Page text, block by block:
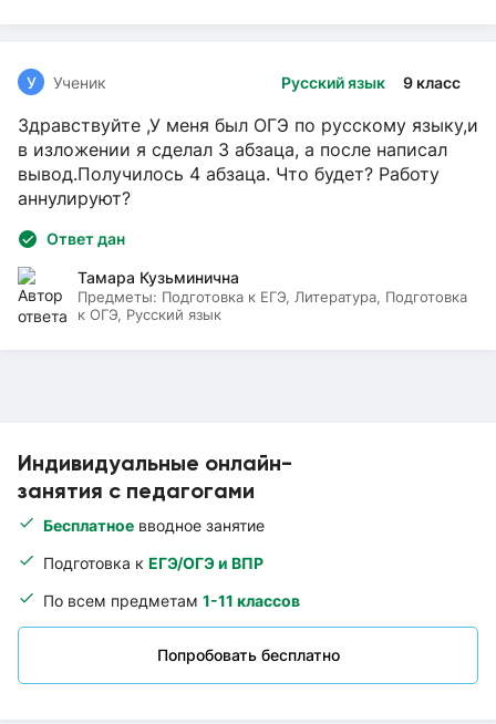
Индивидуальные онлайн-
занятия с педагогами
Бесплатное вводное занятие
Подготовка к ЕГЭ/ОГЭ и ВПР
По всем предметам 1-11 классов
Попробовать бесплатно
Русский язык 9 класс
У Ученик
Здравствуйте ,У меня был ОГЭ по русскому языку,и
в изложении я сделал 3 абзаца, а после написал
вывод.Получилось 4 абзаца. Что будет? Работу
аннулируют?
Ответ дан
Тамара Кузьминична
Предметы: Подготовка к ЕГЭ, Литература, Подготовка
к ОГЭ, Русский язык